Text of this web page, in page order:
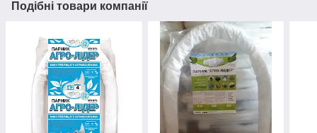
Подібні товари компанії